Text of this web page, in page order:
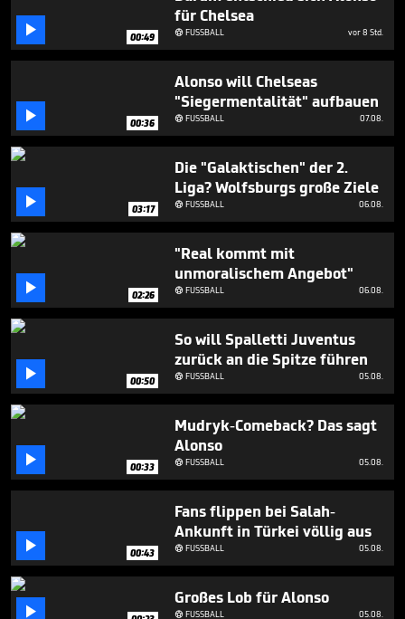
 00:49
für Chelsea
FUSSBALL vor 8 Std.
 00:36
Alonso will Chelseas
"Siegermentalität" aufbauen
FUSSBALL 07.08.
 03:17
Die "Galaktischen" der 2.
Liga? Wolfsburgs große Ziele
FUSSBALL 06.08.
 02:26
"Real kommt mit
unmoralischem Angebot"
FUSSBALL 06.08.
 00:50
So will Spalletti Juventus
zurück an die Spitze führen
FUSSBALL 05.08.
 00:33
Mudryk-Comeback? Das sagt
Alonso
FUSSBALL 05.08.
 00:43
Fans flippen bei Salah-
Ankunft in Türkei völlig aus
FUSSBALL 05.08.

Großes Lob für Alonso
FUSSBALL 05.08.